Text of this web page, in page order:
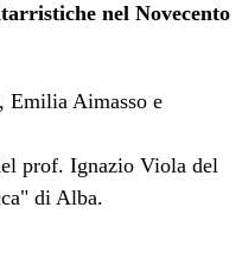
nel Novecento
Emilia Aimasso e
prof. Ignazio Viola del
di Alba.